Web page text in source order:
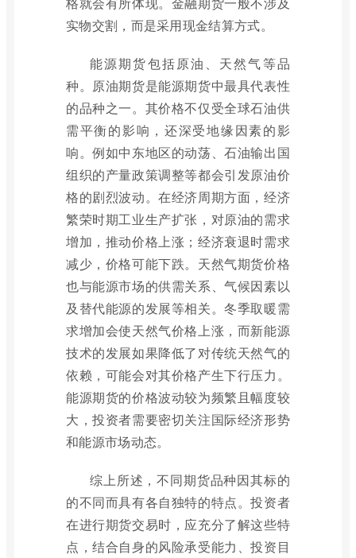
实物交割，而是采用现金结算方式。
能源期货包括原油、天然气等品
种。原油期货是能源期货中最具代表性
的品种之一。其价格不仅受全球石油供
需平衡的影响，还深受地缘因素的影
响。例如中东地区的动荡、石油输出国
组织的产量政策调整等都会引发原油价
格的剧烈波动。在经济周期方面，经济
繁荣时期工业生产扩张，对原油的需求
增加，推动价格上涨；经济衰退时需求
减少，价格可能下跌。天然气期货价格
也与能源市场的供需关系、气候因素以
及替代能源的发展等相关。冬季取暖需
求增加会使天然气价格上涨，而新能源
技术的发展如果降低了对传统天然气的
依赖，可能会对其价格产生下行压力。
能源期货的价格波动较为频繁且幅度较
大，投资者需要密切关注国际经济形势
和能源市场动态。
综上所述，不同期货品种因其标的
的不同而具有各自独特的特点。投资者
在进行期货交易时，应充分了解这些特
点，结合自身的风险承受能力、投资目